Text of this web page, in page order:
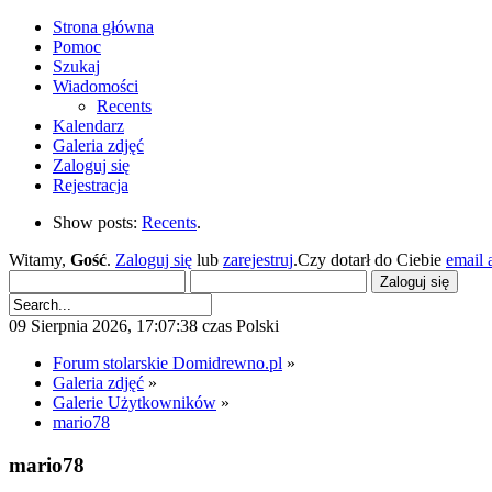
Strona główna
Pomoc
Szukaj
Wiadomości
Recents
Kalendarz
Galeria zdjęć
Zaloguj się
Rejestracja
Show posts: Recents.
Witamy, Gość. Zaloguj się lub zarejestruj.Czy dotarł do Ciebie email
09 Sierpnia 2026, 17:07:38 czas Polski
Forum stolarskie Domidrewno.pl »
Galeria zdjęć »
Galerie Użytkowników »
mario78
mario78